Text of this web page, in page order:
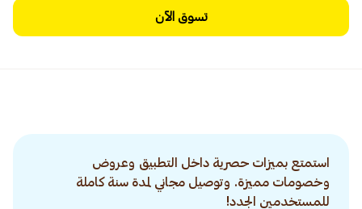
تسوق الآن
استمتع بميزات حصرية داخل التطبيق وعروض
وخصومات مميزة. وتوصيل مجاني لمدة سنة كاملة
للمستخدمين الجدد!